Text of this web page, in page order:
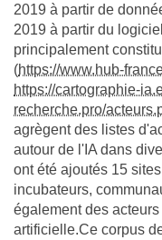
2019 à partir de
2019 à partir du
principalement
(https://www.hub-
https://cartographie-
recherche.pro/
agrègent des listes
autour de l'IA dans
ont été ajoutés 15
incubateurs,
également des
artificielle.Ce corpus